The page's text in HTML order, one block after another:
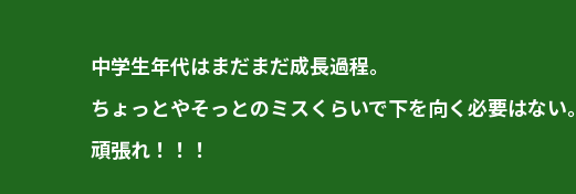
中学生年代はまだまだ成長過程。
ちょっとやそっとのミスくらいで下を向く必要はない。
頑張れ！！！